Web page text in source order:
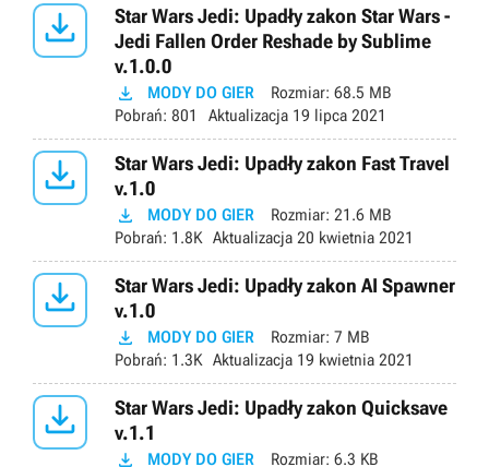

Star Wars Jedi: Upadły zakon Star Wars -
Jedi Fallen Order Reshade by Sublime
v.1.0.0
 MODY DO GIER Rozmiar: 68.5 MB
Pobrań: 801 Aktualizacja 19 lipca 2021

Star Wars Jedi: Upadły zakon Fast Travel
v.1.0
 MODY DO GIER Rozmiar: 21.6 MB
Pobrań: 1.8K Aktualizacja 20 kwietnia 2021

Star Wars Jedi: Upadły zakon AI Spawner
v.1.0
 MODY DO GIER Rozmiar: 7 MB
Pobrań: 1.3K Aktualizacja 19 kwietnia 2021

Star Wars Jedi: Upadły zakon Quicksave
v.1.1
 MODY DO GIER Rozmiar: 6.3 KB